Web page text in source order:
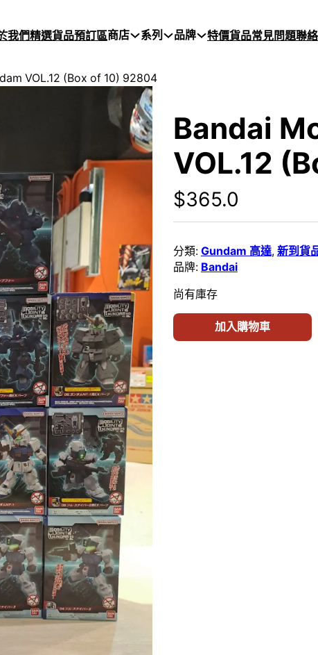
我們精選貨品預訂區商店 系列 品牌 特價貨品常見問題聯
VOL.12 (Box of 10) 92804
Bandai
VOL.12
$365.0
分類: Gundam 高達, 新到貨
品牌: Bandai
尚有庫存
加入購物車